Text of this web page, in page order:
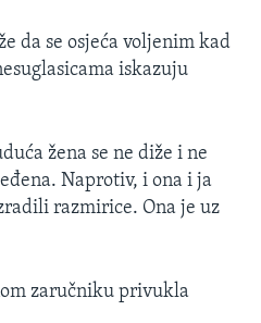
da se osjeća voljenim kad
iskazuju
žena se ne diže i ne
Naprotiv, i ona i ja
razmirice. Ona je uz
zaručniku privukla